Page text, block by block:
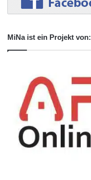
MiNa ist ein Projekt von: